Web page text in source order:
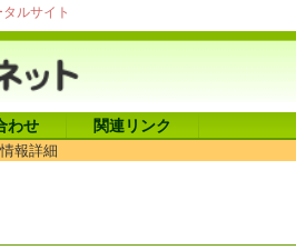
ルサイト
わせ 関連リンク
報詳細